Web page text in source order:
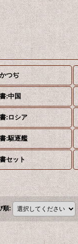
つぢ
:中国
:ロシア
:駆逐艦
セット
順: